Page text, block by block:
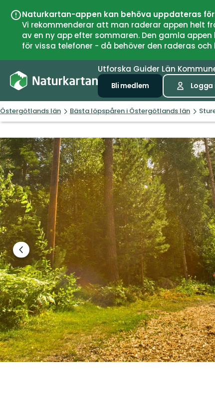
Naturkartan-appen kan behöva uppdateras
Vi rekommenderar att man raderar appen helt
av en ny app efter sommaren. Den gamla
för vissa telefoner - då behöver den raderas
Utforska Guider Län
Bli medlem Logga
Östergötlands län Bästa löpspåren i Östergötlands län
Föregående
bild